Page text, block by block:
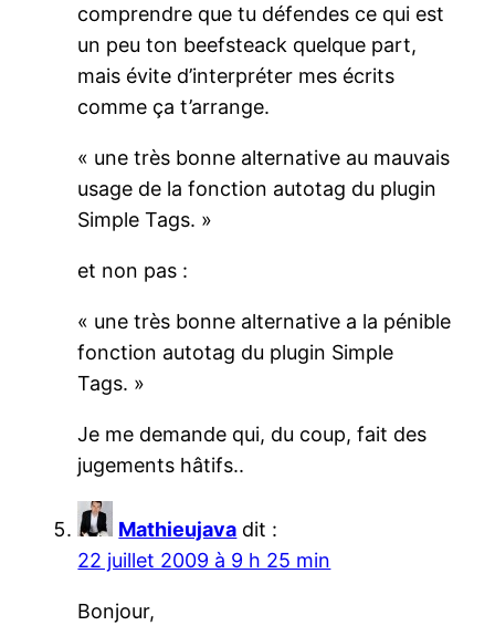
comprendre que tu défendes ce qui est
un peu ton beefsteack quelque part,
mais évite d’interpréter mes écrits
comme ça t’arrange.
« une très bonne alternative au mauvais
usage de la fonction autotag du plugin
Simple Tags. »
et non pas :
« une très bonne alternative a la pénible
fonction autotag du plugin Simple
Tags. »
Je me demande qui, du coup, fait des
jugements hâtifs..
Mathieujava dit :
22 juillet 2009 à 9 h 25 min
Bonjour,